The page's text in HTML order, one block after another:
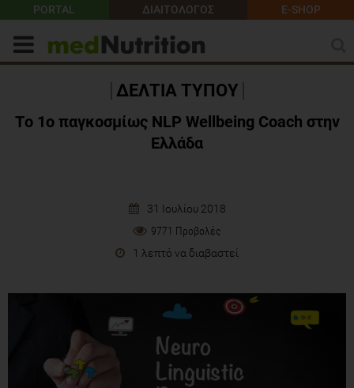
PORTAL ΔΙΑΙΤΟΛΟΓΟΣ E-SHOP
ΔΕΛΤΙΑ ΤΥΠΟΥ
Tο 1ο παγκοσμίως NLP Wellbeing Coach στην
Ελλάδα
31 Ιουλίου 2018
9771 Προβολές
1 λεπτό να διαβαστεί